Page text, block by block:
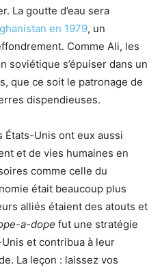
La goutte d’eau sera
en 1979, un
Comme Ali, les
soviétique s’épuiser dans un
que ce soit le patronage de
dispendieuses.
États-Unis ont eux aussi
et de vies humaines en
comme celle du
était beaucoup plus
alliés étaient des atouts et
a-dope fut une stratégie
et contribua à leur
La leçon : laissez vos